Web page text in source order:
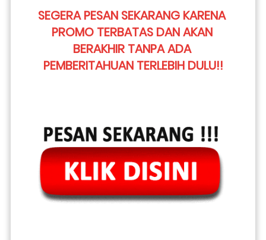
SEGERA PESAN SEKARANG KARENA
PROMO TERBATAS DAN AKAN
BERAKHIR TANPA ADA
PEMBERITAHUAN TERLEBIH DULU!!